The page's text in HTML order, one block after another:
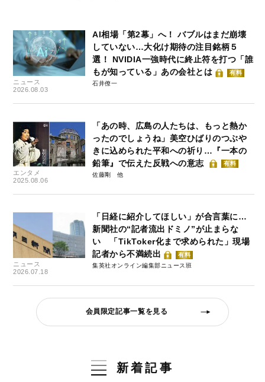
ニュース
2026.08.03
AI相場「第2幕」へ！ バブルはまだ崩壊
していない…大化け期待の注目銘柄５
選！ NVIDIA一強時代に終止符を打つ「誰
もが知っている」あの会社とは
有料
石井僚一
エンタメ
2025.08.06
「あの時、広島の人たちは、もっと熱か
ったのでしょうね」美空ひばりのつぶや
きに込められた平和への祈り…『一本の
鉛筆』で伝えた反戦への意志
有料
佐藤剛
ニュース
2026.07.18
「日経に紹介してほしい」が合言葉に…
新聞社の“記者流出ドミノ”が止まらな
い 「TikToker化まで求められた」現場
記者から不満続出
有料
集英社オンライン編集部ニュース班
会員限定記事一覧を見る
新着記事